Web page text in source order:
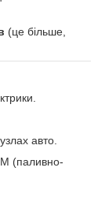
(це більше,
авто.
(паливно-